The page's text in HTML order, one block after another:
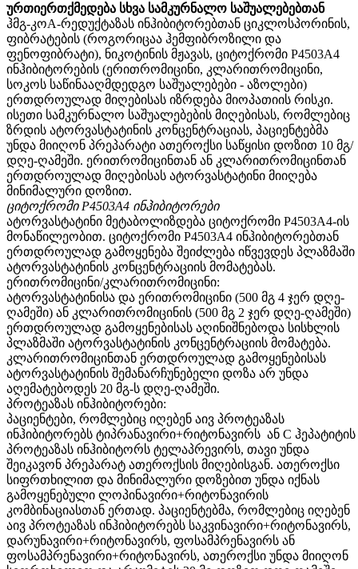
ურთიერთქმედება სხვა სამკურნალო საშუალებებთან
ჰმგ-კოА-რედუქტაზას ინჰიბიტორებთან ციკლოსპორინის,
ფიბრატების (როგორიცაა ჰემფიბროზილი და
ფენოფიბრატი), ნიკოტინის მჟავას, ციტოქრომი P4503A4
ინჰიბიტორების (ერითრომიცინი, კლარითრომიცინი,
სოკოს საწინააღმდედგო საშუალებები - აზოლები)
ერთდროულად მიღებისას იზრდება მიოპათიის რისკი.
ისეთი სამკურნალო საშუალებების მიღებისას, რომლებიც
ზრდის ატორვასტატინის კონცენტრაციას, პაციენტებმა
უნდა მიიღონ პრეპარატი ათეროქსი საწყისი დოზით 10 მგ/
დღე-ღამეში. ერითრომიცინთან ან კლარითრომიცინთან
ერთდროულად მიღებისას ატორვასტატინი მიიღება
მინიმალური დოზით.
ციტოქრომი P4503A4 ინჰიბიტორები
ატორვასტატინი მეტაბოლიზდება ციტოქრომი P4503A4-ის
მონაწილეობით. ციტოქრომი P4503A4 ინჰიბიტორებთან
ერთდროულად გამოყენება შეიძლება იწვევდეს პლაზმაში
ატორვასტატინის კონცენტრაციის მომატებას.
ერითრომიცინი/კლარითრომიცინი:
ატორვასტატინისა და ერითრომიცინი (500 მგ 4 ჯერ დღე-
ღამეში) ან კლარითრომიცინის (500 მგ 2 ჯერ დღე-ღამეში)
ერთდროულად გამოყენებისას აღინიშნებოდა სისხლის
პლაზმაში ატორვასტატინის კონცენტრაციის მომატება.
კლარითრომიცინთან ერთდროულად გამოყენებისას
ატორვასტატინის შემანარჩუნებელი დოზა არ უნდა
აღემატებოდეს 20 მგ-ს დღე-ღამეში.
პროტეაზას ინჰიბიტორები:
პაციენტები, რომლებიც იღებენ აივ პროტეაზას
ინჰიბიტორებს ტიპრანავირი+რიტონავირს ან С ჰეპატიტის
პროტეაზას ინჰიბიტორს ტელაპრევირს, თავი უნდა
შეიკავონ პრეპარატ ათეროქსის მიღებისგან. ათეროქსი
სიფრთხილით და მინიმალური დოზებით უნდა იქნას
გამოყენებული ლოპინავირი+რიტონავირის
კომბინაციასთან ერთად. პაციენტებმა, რომლებიც იღებენ
აივ პროტეაზას ინჰიბიტორებს საკვინავირი+რიტონავირს,
დარუნავირი+რიტონავირს, ფოსამპრენავირს ან
ფოსამპრენავირი+რიტონავირს, ათეროქსი უნდა მიიღონ